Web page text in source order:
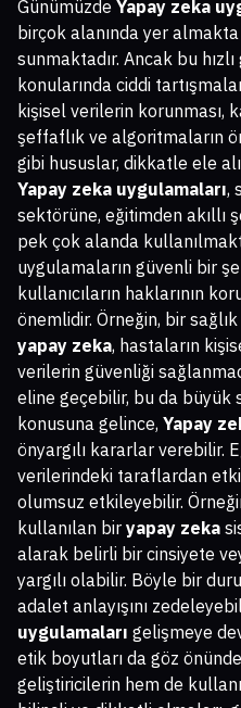
Günümüzde Yapay zeka
birçok alanında yer
sunmaktadır. Ancak bu
konularında ciddi
kişisel verilerin korunması,
şeffaflık ve algoritmaların
gibi hususlar, dikkatle ele
Yapay zeka uygulamaları,
sektörüne, eğitimden akıllı
pek çok alanda
uygulamaların güvenli bir
kullanıcıların haklarının
önemlidir. Örneğin, bir
yapay zeka, hastaların
verilerin güvenliği
eline geçebilir, bu da büyük
konusuna gelince, Yapay
önyargılı kararlar verebilir.
verilerindeki taraflardan
olumsuz etkileyebilir.
kullanılan bir yapay zeka
alarak belirli bir cinsiyete
yargılı olabilir. Böyle bir
adalet anlayışını
uygulamaları gelişmeye
etik boyutları da göz
geliştiricilerin hem de